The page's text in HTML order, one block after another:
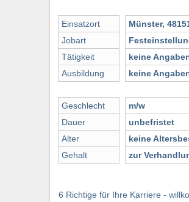
Einsatzort
Jobart
Tätigkeit
Ausbildung
Geschlecht
Dauer
Alter
Gehalt
Münster,
keine
keine
m/w
unbefristet
keine
zur
6 Richtige für Ihre Karriere -